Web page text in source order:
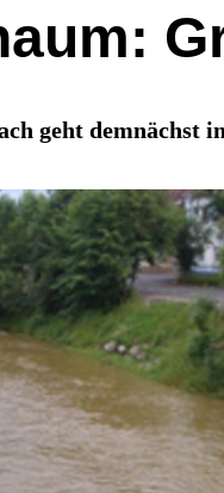
geht demnächst